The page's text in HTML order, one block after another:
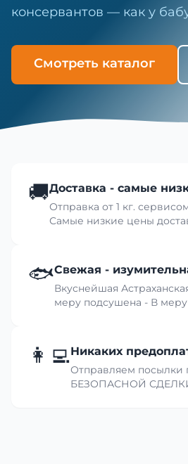
консервантов — как у
Смотреть каталог
🚚Доставка - самые
Отправка от 1 кг.
Самые низкие цены
🐟Свежая -
Вкуснейшая
меру подсушена - В меру
👩‍💻Никаких
Отправляем посылки
БЕЗОПАСНОЙ